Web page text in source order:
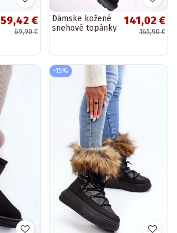
59,42 €
69,90 €
Dámske kožené
snehové topánky
141,02 €
165,90 €
-15%